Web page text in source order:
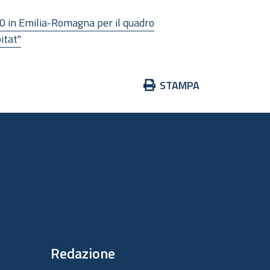
in Emilia-Romagna per il quadro
Azioni
documento
STAMPA
Redazione